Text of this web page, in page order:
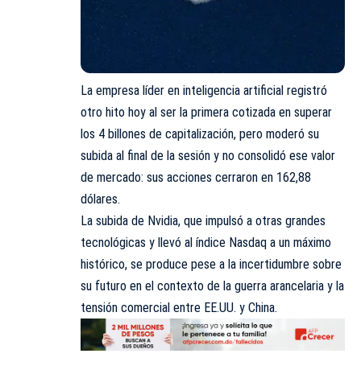
La empresa líder en inteligencia artificial registró
otro hito hoy al ser la primera cotizada en superar
los 4 billones de capitalización, pero moderó su
subida al final de la sesión y no consolidó ese valor
de mercado: sus acciones cerraron en 162,88
dólares.
La subida de Nvidia, que impulsó a otras grandes
tecnológicas y llevó al índice Nasdaq a un máximo
histórico, se produce pese a la incertidumbre sobre
su futuro en el contexto de la guerra arancelaria y la
tensión comercial entre EE.UU. y China.